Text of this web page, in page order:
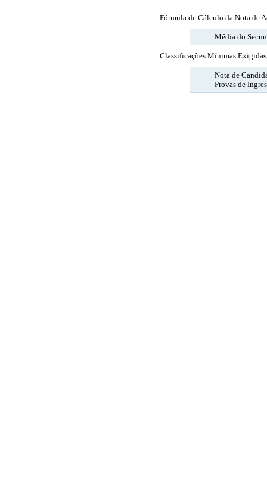
Fórmula de Cálculo da Nota de
Média do
Classificações Mínimas
Nota de
Provas de